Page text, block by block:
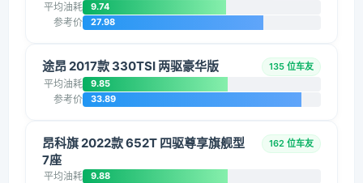
平均油耗 9.74
参考价 27.98
途昂 2017款 330TSI 两驱豪华版 135 位车友
平均油耗 9.85
参考价 33.89
昂科旗 2022款 652T 四驱尊享旗舰型
7座
162 位车友
平均油耗 9.88